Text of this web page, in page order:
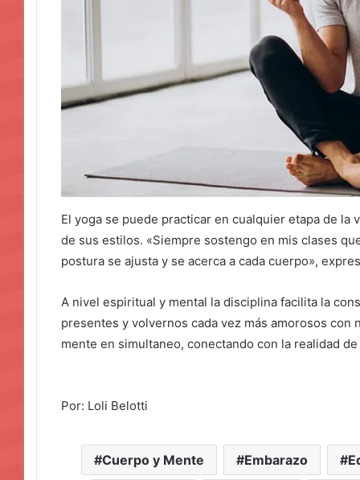
El yoga se puede practicar en cualquier etapa de
de sus estilos. «Siempre sostengo en mis clases
postura se ajusta y se acerca a cada cuerpo»,
A nivel espiritual y mental la disciplina facilita la
presentes y volvernos cada vez más amorosos con
mente en simultaneo, conectando con la realidad
Por: Loli Belotti
Cuerpo y Mente Embarazo